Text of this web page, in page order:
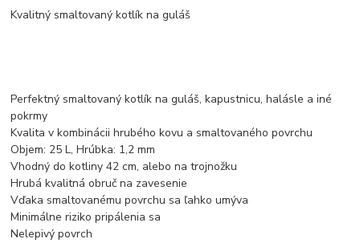
Kvalitný smaltovaný kotlík na guláš
Perfektný smaltovaný kotlík na guláš, kapustnicu, halásle a iné
pokrmy
Kvalita v kombinácii hrubého kovu a smaltovaného povrchu
Objem: 25 L, Hrúbka: 1,2 mm
Vhodný do kotliny 42 cm, alebo na trojnožku
Hrubá kvalitná obruč na zavesenie
Vďaka smaltovanému povrchu sa ľahko umýva
Minimálne riziko pripálenia sa
Nelepivý povrch